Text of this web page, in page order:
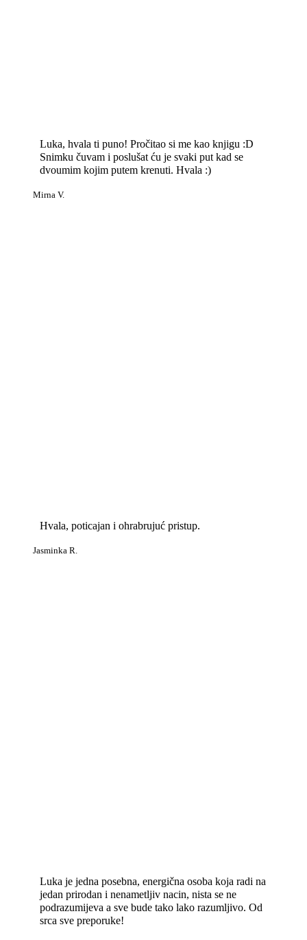
Luka, hvala ti puno! Pročitao si me kao knjigu :D
Snimku čuvam i poslušat ću je svaki put kad se
dvoumim kojim putem krenuti. Hvala :)
Mirna V.
Hvala, poticajan i ohrabrujuć pristup.
Jasminka R.
Luka je jedna posebna, energična osoba koja radi na
jedan prirodan i nenametljiv nacin, nista se ne
podrazumijeva a sve bude tako lako razumljivo. Od
srca sve preporuke!